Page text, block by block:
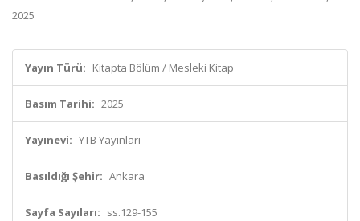
2025
Yayın Türü: Kitapta Bölüm / Mesleki Kitap
Basım Tarihi: 2025
Yayınevi: YTB Yayınları
Basıldığı Şehir: Ankara
Sayfa Sayıları: ss.129-155